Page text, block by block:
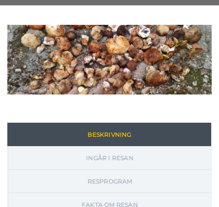
BESKRIVNING
INGÅR I RESAN
RESPROGRAM
FAKTA OM RESAN